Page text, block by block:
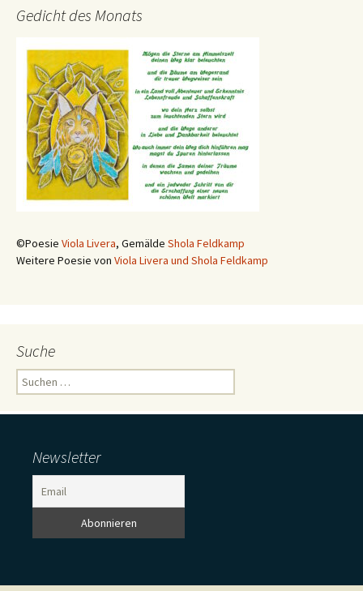
Gedicht des Monats
©Poesie Viola Livera, Gemälde Shola Feldkamp
Weitere Poesie von Viola Livera und Shola Feldkamp
Suche
Suchen
nach:
Newsletter